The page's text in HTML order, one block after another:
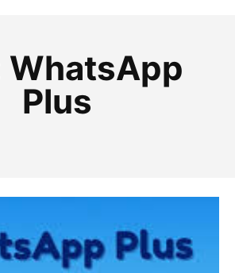
WhatsApp
Plus